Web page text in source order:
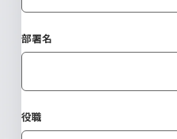
部署名
役職